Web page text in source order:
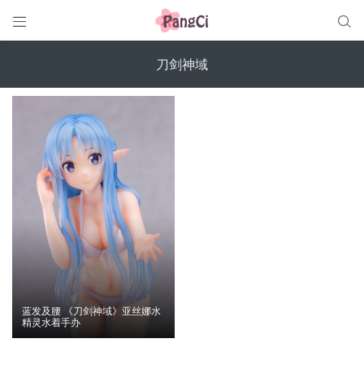
 
刀剑神域
蓝发及腰 《刀剑神域》亚丝娜水
精灵水着手办